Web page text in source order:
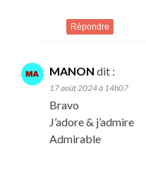
Répondre
MANON dit :
17 août 2024 à 14h07
Bravo
J’adore & j’admire
Admirable